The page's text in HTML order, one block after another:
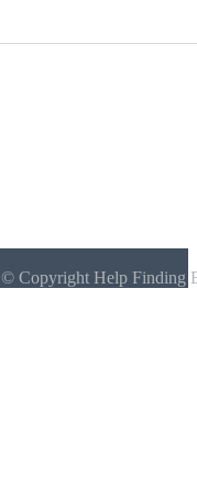
© Copyright Help Finding